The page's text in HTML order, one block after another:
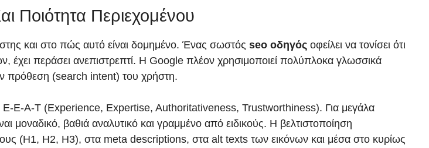
Ποιότητα Περιεχομένου
και στο πώς αυτό είναι δομημένο. Ένας σωστός seo οδηγός οφείλει να τονίσει ότι
περάσει ανεπιστρεπτί. Η Google πλέον χρησιμοποιεί πολύπλοκα γλωσσικά
πρόθεση (search intent) του χρήστη.
E-E-A-T (Experience, Expertise, Authoritativeness, Trustworthiness). Για μεγάλα
μοναδικό, βαθιά αναλυτικό και γραμμένο από ειδικούς. Η βελτιστοποίηση
(H1, H2, H3), στα meta descriptions, στα alt texts των εικόνων και μέσα στο κυρίως